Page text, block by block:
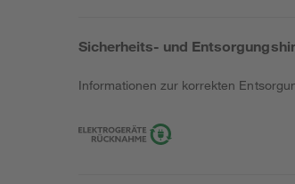
Sicherheits- und
Informationen zur korrekten